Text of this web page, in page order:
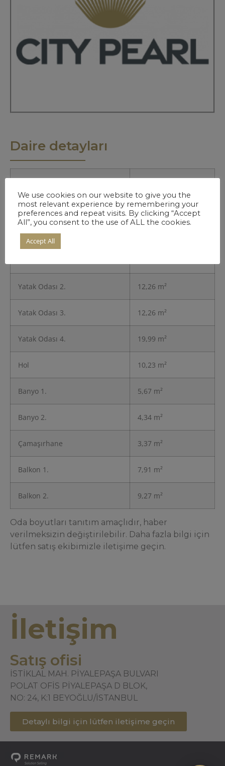
Daire detayları
Mutfak 21,79 m²
Salon
Yatak Odası 2. 12,26 m²
Yatak Odası 3. 12,26 m²
Yatak Odası 4. 19,99 m²
Hol 10,23 m²
Banyo 1. 5,67 m²
Banyo 2. 4,34 m²
Çamaşırhane 3,37 m²
Balkon 1. 7,91 m²
Balkon 2. 9,27 m²
Oda boyutları tanıtım amaçlıdır, haber
verilmeksizin değiştirilebilir. Daha fazla bilgi için
lütfen satış ekibimizle iletişime geçin.
İletişim
Satış ofisi
İSTİKLAL MAH. PİYALEPAŞA BULVARI
POLAT OFİS PİYALEPAŞA D BLOK,
NO: 24, K:1 BEYOĞLU/İSTANBUL
Detaylı bilgi için lütfen iletişime geçin
We use cookies on our website to give you the
most relevant experience by remembering your
preferences and repeat visits. By clicking “Accept
All”, you consent to the use of ALL the cookies.
Accept All